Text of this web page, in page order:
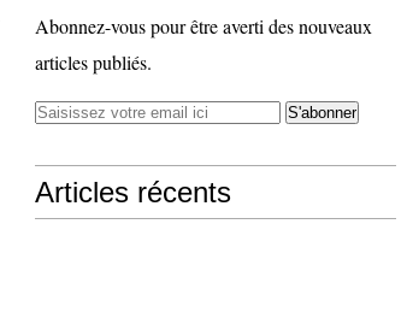
Abonnez-vous pour être averti des nouveaux
articles publiés.
Articles récents